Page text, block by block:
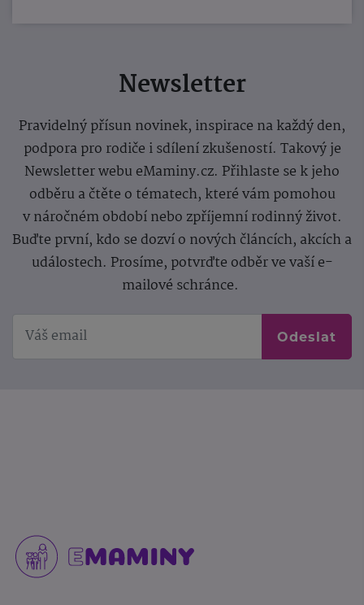
Newsletter
Pravidelný přísun novinek, inspirace na každý den,
podpora pro rodiče i sdílení zkušeností. Takový je
Newsletter webu eMaminy.cz. Přihlaste se k jeho
odběru a čtěte o tématech, které vám pomohou
v náročném období nebo zpříjemní rodinný život.
Buďte první, kdo se dozví o nových článcích, akcích a
událostech. Prosíme, potvrďte odběr ve vaší e-
mailové schránce.
Odeslat